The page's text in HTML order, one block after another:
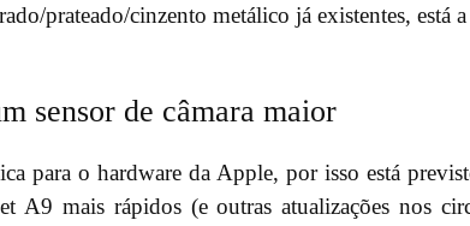
prateado/cinzento metálico já existentes, está
sensor de câmara maior
para o hardware da Apple, por isso está
A9 mais rápidos (e outras atualizações nos